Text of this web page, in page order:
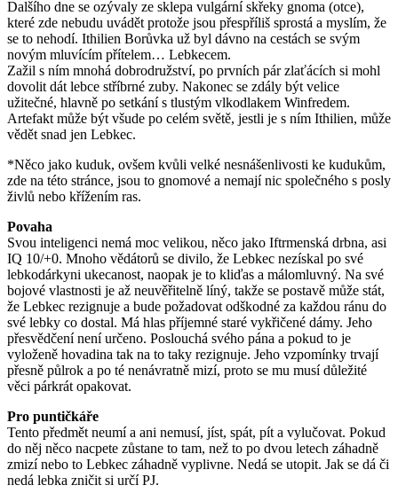
Dalšího dne se ozývaly ze sklepa vulgární skřeky gnoma (otce),
které zde nebudu uvádět protože jsou přespříliš sprostá a myslím, že
se to nehodí. Ithilien Borůvka už byl dávno na cestách se svým
novým mluvícím přítelem… Lebkecem.
Zažil s ním mnohá dobrodružství, po prvních pár zlaťácích si mohl
dovolit dát lebce stříbrné zuby. Nakonec se zdály být velice
užitečné, hlavně po setkání s tlustým vlkodlakem Winfredem.
Artefakt může být všude po celém světě, jestli je s ním Ithilien, může
vědět snad jen Lebkec.
*Něco jako kuduk, ovšem kvůli velké nesnášenlivosti ke kudukům,
zde na této stránce, jsou to gnomové a nemají nic společného s posly
živlů nebo křížením ras.
Povaha
Svou inteligenci nemá moc velikou, něco jako Iftrmenská drbna, asi
IQ 10/+0. Mnoho vědátorů se divilo, že Lebkec nezískal po své
lebkodárkyni ukecanost, naopak je to kliďas a málomluvný. Na své
bojové vlastnosti je až neuvěřitelně líný, takže se postavě může stát,
že Lebkec rezignuje a bude požadovat odškodné za každou ránu do
své lebky co dostal. Má hlas příjemné staré vykřičené dámy. Jeho
přesvědčení není určeno. Poslouchá svého pána a pokud to je
vyloženě hovadina tak na to taky rezignuje. Jeho vzpomínky trvají
přesně půlrok a po té nenávratně mizí, proto se mu musí důležité
věci párkrát opakovat.
Pro puntičkáře
Tento předmět neumí a ani nemusí, jíst, spát, pít a vylučovat. Pokud
do něj něco nacpete zůstane to tam, než to po dvou letech záhadně
zmizí nebo to Lebkec záhadně vyplivne. Nedá se utopit. Jak se dá či
nedá lebka zničit si určí PJ.